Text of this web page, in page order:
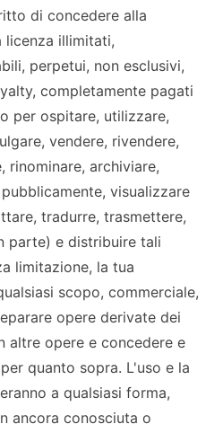
di concedere alla
licenza illimitati,
perpetui, non esclusivi,
completamente pagati
per ospitare, utilizzare,
vendere, rivendere,
rinominare, archiviare,
visualizzare
tradurre, trasmettere,
parte) e distribuire tali
limitazione, la tua
scopo, commerciale,
opere derivate dei
altre opere e concedere e
quanto sopra. L'uso e la
a qualsiasi forma,
ancora conosciuta o